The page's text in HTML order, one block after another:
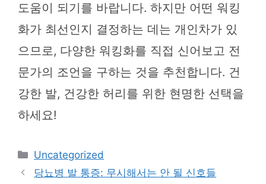
도움이 되기를 바랍니다. 하지만 어떤 워킹
화가 최선인지 결정하는 데는 개인차가 있
으므로, 다양한 워킹화를 직접 신어보고 전
문가의 조언을 구하는 것을 추천합니다. 건
강한 발, 건강한 허리를 위한 현명한 선택을
하세요!
카
테
Uncategorized
당뇨병 발 통증: 무시해서는 안 될 신호들